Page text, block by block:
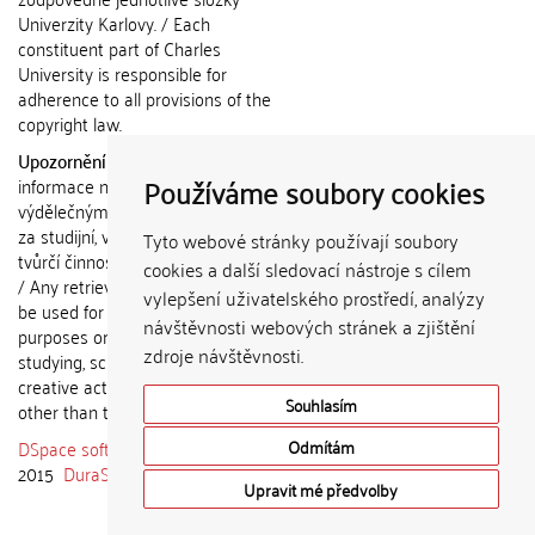
Používáme soubory cookies
Tyto webové stránky používají soubory
cookies a další sledovací nástroje s cílem
vylepšení uživatelského prostředí, analýzy
návštěvnosti webových stránek a zjištění
zdroje návštěvnosti.
Souhlasím
Odmítám
Upravit mé předvolby
Univerzity Karlovy. / Each
constituent part of Charles
University is responsible for
adherence to all provisions of the
copyright law.
Upozornění / Notice:
informace nemohou být použity k
výdělečným účelům nebo vydávány
za studijní, vědeckou nebo jinou
tvůrčí činnost jiné osoby než autora.
/ Any retrieved information shall not
be used for any commercial
purposes or claimed as results of
studying, scientific or any other
creative activities of any person
other than the author.
DSpace software
copyright © 2002-
2015 DuraSpace